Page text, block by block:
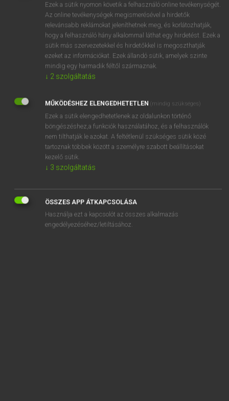
NINCS ELŐFIZETÉSED?
Nincs regisztrációm és előfizetésem. A szótár 2 órás,
díjmentes próbaverziójának elindításához regisztrálok és
belépek.
REGISZTRÁCIÓ
EURÓPAI UNIÓS TERMINOLÓGIAI SZÓTÁR
Kapcsolódó anyagok
branch
Ezek a sütik nyomon követik a felhasználó online tevékenységét.
Az online tevékenységek megismerésével a hirdetők
relevánsabb reklámokat jeleníthetnek meg, és korlátozhatják,
hogy a felhasználó hány alkalommal láthat egy hirdetést. Ezek a
sütik más szervezetekkel és hirdetőkkel is megoszthatják
ezeket az információkat. Ezek állandó sütik, amelyek szinte
mindig egy harmadik féltől származnak.
↓ 2 szolgáltatás
MŰKÖDÉSHEZ ELENGEDHETETLEN (mindig szükséges)
Ezek a sütik elengedhetetlenek az oldalunkon történő
böngészéshez,a funkciók használatához, és a felhasználók
nem tilthatják le azokat. A feltétlenül szükséges sütik közé
tartoznak többek között a személyre szabott beállításokat
kezelő sütik.
↓ 3 szolgáltatás
ÖSSZES APP ÁTKAPCSOLÁSA
Használja ezt a kapcsolót az összes alkalmazás
engedélyezéséhez/letiltásához.